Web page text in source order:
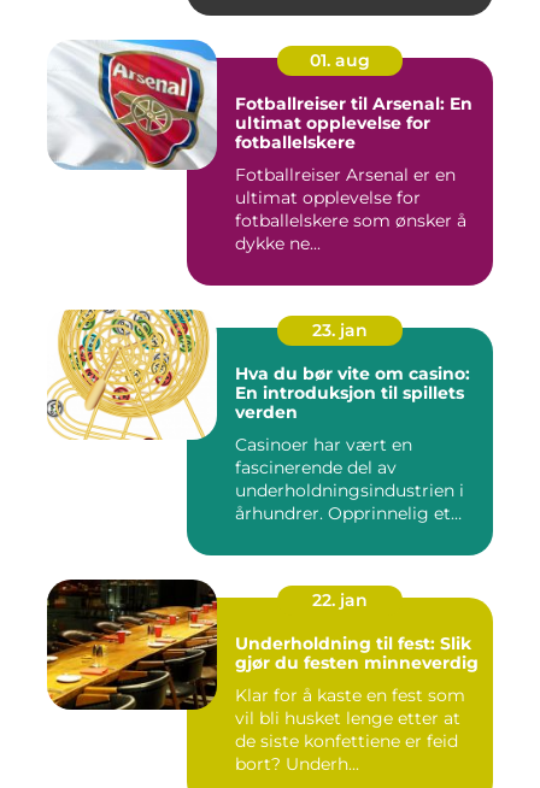
01. aug
Fotballreiser til Arsenal: En
ultimat opplevelse for
fotballelskere
Fotballreiser Arsenal er en
ultimat opplevelse for
fotballelskere som ønsker å
dykke ne...
23. jan
Hva du bør vite om casino:
En introduksjon til spillets
verden
Casinoer har vært en
fascinerende del av
underholdningsindustrien i
århundrer. Opprinnelig et
22. jan
Underholdning til fest: Slik
gjør du festen minneverdig
Klar for å kaste en fest som
vil bli husket lenge etter at
de siste konfettiene er feid
bort? Underh...